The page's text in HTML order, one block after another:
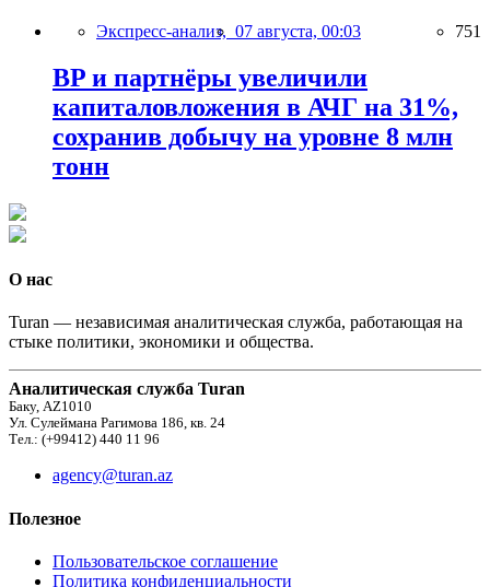
Экспресс-анализ, 07 августа, 00:03 751
BP и партнёры увеличили
капиталовложения в АЧГ на 31%,
сохранив добычу на уровне 8 млн
тонн
О нас
Turan — независимая аналитическая служба, работающая на
стыке политики, экономики и общества.
Аналитическая служба Turan
Баку, AZ1010
Ул. Сулеймана Рагимова 186, кв. 24
Тел.: (+99412) 440 11 96
agency@turan.az
Полезное
Пользовательское соглашение
Политика конфиденциальности